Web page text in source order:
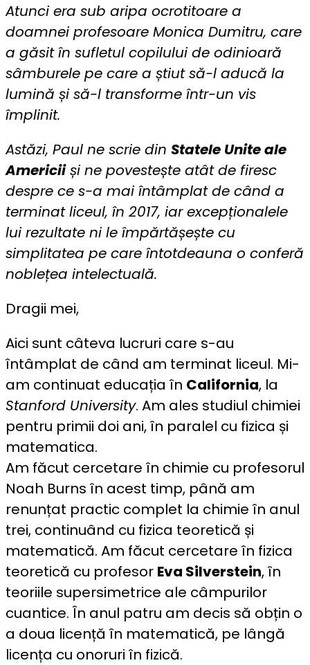
Atunci era sub aripa ocrotitoare a
doamnei profesoare Monica Dumitru, care
a găsit în sufletul copilului de odinioară
sâmburele pe care a știut să-l aducă la
lumină și să-l transforme într-un vis
împlinit.
Astăzi, Paul ne scrie din Statele Unite ale
Americiiși ne povestește atât de firesc
despre ce s-a mai întâmplat de când a
terminat liceul, în 2017, iar excepționalele
lui rezultate ni le împărtășește cu
simplitatea pe care întotdeauna o conferă
noblețea intelectuală.
Dragii mei,
Aici sunt câteva lucruri care s-au
întâmplat de când am terminat liceul. Mi-
am continuat educația în California, la
Stanford University. Am ales studiul chimiei
pentru primii doi ani, în paralel cu fizica și
matematica.
Am făcut cercetare în chimie cu profesorul
Noah Burns în acest timp, până am
renunțat practic complet la chimie în anul
trei, continuând cu fizica teoretică și
matematică. Am făcut cercetare în fizica
teoretică cu profesor Eva Silverstein, în
teoriile supersimetrice ale câmpurilor
cuantice. În anul patru am decis să obțin o
a doua licență în matematică, pe lângă
licența cu onoruri în fizică.